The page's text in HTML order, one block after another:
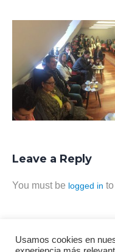
Leave a Reply
You must be logged in
Usamos cookies en